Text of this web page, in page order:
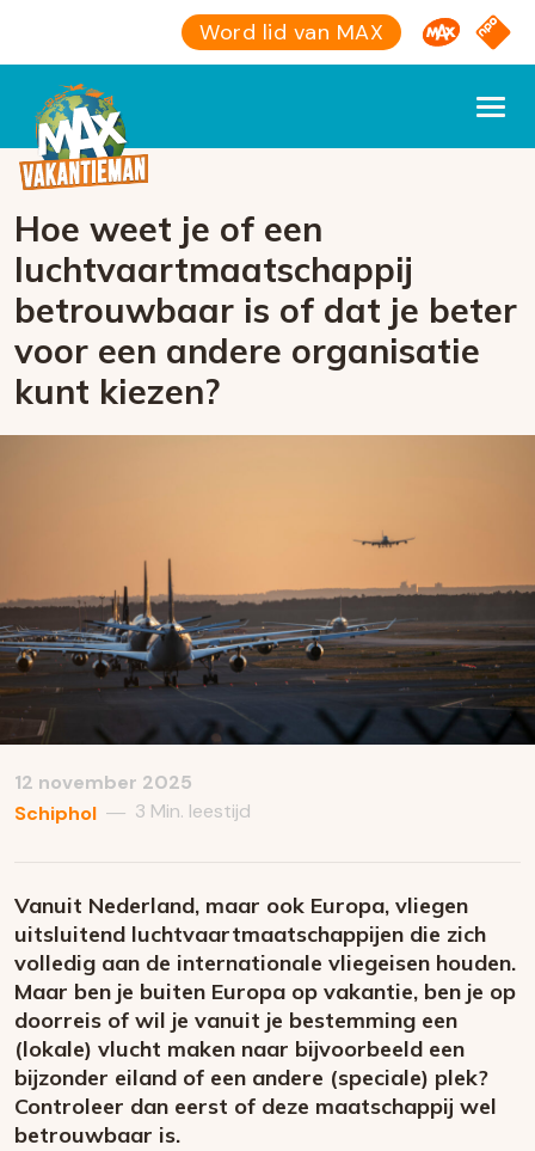
Word lid van MAX Omroep
NPO
Hoe weet je of een
luchtvaartmaatschappij
betrouwbaar is of dat je beter
voor een andere organisatie
kunt kiezen?
12 november 2025
Schiphol — 3 Min. leestijd
Vanuit Nederland, maar ook Europa, vliegen
uitsluitend luchtvaartmaatschappijen die zich
volledig aan de internationale vliegeisen houden.
Maar ben je buiten Europa op vakantie, ben je op
doorreis of wil je vanuit je bestemming een
(lokale) vlucht maken naar bijvoorbeeld een
bijzonder eiland of een andere (speciale) plek?
Controleer dan eerst of deze maatschappij wel
betrouwbaar is.